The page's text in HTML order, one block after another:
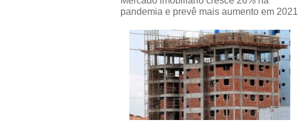
pandemia e prevê mais aumento em 2021